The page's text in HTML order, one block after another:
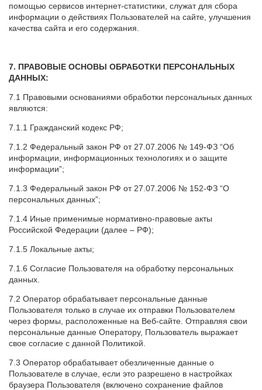
помощью сервисов интернет-статистики, служат для сбора
информации о действиях Пользователей на сайте, улучшения
качества сайта и его содержания.
7. ПРАВОВЫЕ ОСНОВЫ ОБРАБОТКИ ПЕРСОНАЛЬНЫХ
ДАННЫХ:
7.1 Правовыми основаниями обработки персональных данных
являются:
7.1.1 Гражданский кодекс РФ;
7.1.2 Федеральный закон РФ от 27.07.2006 № 149-ФЗ “Об
информации, информационных технологиях и о защите
информации”;
7.1.3 Федеральный закон РФ от 27.07.2006 № 152-ФЗ “О
персональных данных”;
7.1.4 Иные применимые нормативно-правовые акты
Российской Федерации (далее – РФ);
7.1.5 Локальные акты;
7.1.6 Согласие Пользователя на обработку персональных
данных.
7.2 Оператор обрабатывает персональные данные
Пользователя только в случае их отправки Пользователем
через формы, расположенные на Веб-сайте. Отправляя свои
персональные данные Оператору, Пользователь выражает
свое согласие с данной Политикой.
7.3 Оператор обрабатывает обезличенные данные о
Пользователе в случае, если это разрешено в настройках
браузера Пользователя (включено сохранение файлов